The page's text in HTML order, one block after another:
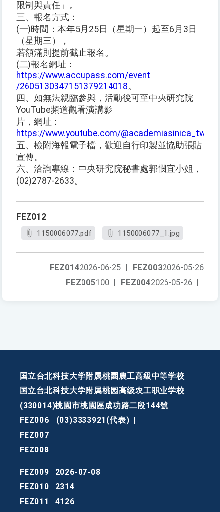
限制與責任」。
三、報名方式：
(一)時間：本年5月25日（星期一）起至6月3日
（星期三），
若額滿則提前截止報名。
(二)報名網址：
https://www.accupass.com/event
/2605130347151379214018。
四、如無法親臨參與，活動後可至中央研究院
YouTube頻道觀看演講影
片，網址：
https://www.youtube.com/@academiasinica_tw
五、檢附海報電子檔，歡迎自行印製並協助張貼
宣傳。
六、洽詢專線：中央研究院秘書處郭憫宜小姐，
(02)2787-2633。
FEZ012
1150006077.pdf 1150006077_1.jpg
FEZ0032026-05-26
FEZ0142026-06-25 |
FEZ0042026-05-26 |
FEZ005100 |
国立台北科技大学附属桃園農工高級中等学校
国立台北科技大学附属桃园高级农工职业学校
(330014)桃園市桃園區成功路二段144號
FEZ006
(03)3333921(代表)
FEZ007
FEZ008
FEZ009
2026-07-08
FEZ010
2314
FEZ011
4126